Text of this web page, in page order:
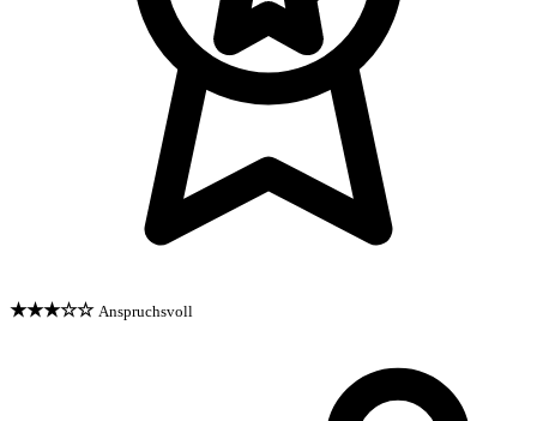
★★★☆☆ Anspruchsvoll